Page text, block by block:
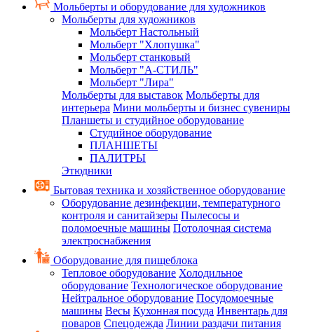
Мольберты и оборудование для художников
Мольберты для художников
Мольберт Настольный
Мольберт "Хлопушка"
Мольберт станковый
Мольберт "А-СТИЛЬ"
Мольберт "Лира"
Мольберты для выставок Мольберты для
интерьера Мини мольберты и бизнес сувениры
Планшеты и студийное оборудование
Студийное оборудование
ПЛАНШЕТЫ
ПАЛИТРЫ
Этюдники
Бытовая техника и хозяйственное оборудование
Оборудование дезинфекции, температурного
контроля и санитайзеры Пылесосы и
поломоечные машины Потолочная система
электроснабжения
Оборудование для пищеблока
Тепловое оборудование Холодильное
оборудование Технологическое оборудование
Нейтральное оборудование Посудомоечные
машины Весы Кухонная посуда Инвентарь для
поваров Спецодежда Линии раздачи питания